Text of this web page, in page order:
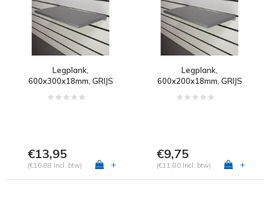
Legplank,
600x300x18mm, GRIJS
schapdrager(s)
€13,95
(€16,88 Incl. btw) +
Legplank,
600x200x18mm, GRIJS
schapdrager(s)
€9,75
(€11,80 Incl. btw) +